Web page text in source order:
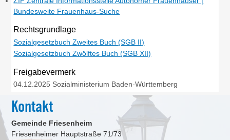
Bundesweite Frauenhaus-Suche
Rechtsgrundlage
Sozialgesetzbuch Zweites Buch (SGB II)
Sozialgesetzbuch Zwölftes Buch (SGB XII)
Freigabevermerk
04.12.2025 Sozialministerium Baden-Württemberg
Kontakt
Gemeinde Friesenheim
Friesenheimer Hauptstraße 71/73